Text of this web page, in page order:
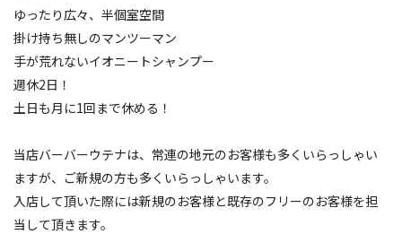
ゆったり広々、半個室空間
掛け持ち無しのマンツーマン
手が荒れないイオニートシャンプー
週休2日！
土日も月に1回まで休める！
当店バーバーウテナは、常連の地元のお客様も多くいらっしゃい
ますが、ご新規の方も多くいらっしゃいます。
入店して頂いた際には新規のお客様と既存のフリーのお客様を担
当して頂きます。